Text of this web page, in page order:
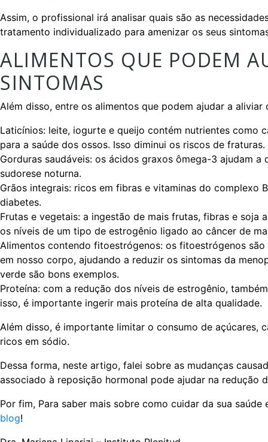
Assim, o profissional irá analisar quais são as
tratamento individualizado para amenizar os seus
ALIMENTOS QUE PODEM
SINTOMAS
Além disso, entre os alimentos que podem ajudar a
Laticínios: leite, iogurte e queijo contém nutrientes como
para a saúde dos ossos. Isso diminui os riscos de fraturas.
Gorduras saudáveis: os ácidos graxos ômega-3 ajudam
sudorese noturna.
Grãos integrais: ricos em fibras e vitaminas do complexo
diabetes.
Frutas e vegetais: a ingestão de mais frutas, fibras e soja
os níveis de um tipo de estrogênio ligado ao câncer de
Alimentos contendo fitoestrógenos: os fitoestrógenos
em nosso corpo, ajudando a reduzir os sintomas da
verde são bons exemplos.
Proteína: com a redução dos níveis de estrogênio,
isso, é importante ingerir mais proteína de alta qualidade.
Além disso, é importante limitar o consumo de açúcares,
ricos em sódio.
Dessa forma, neste artigo, falei sobre as mudanças
associado à reposição hormonal pode ajudar na redução
Por fim, Para saber mais sobre como cuidar da sua
blog!